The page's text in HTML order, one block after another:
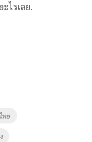
ไรเลย.
ทย